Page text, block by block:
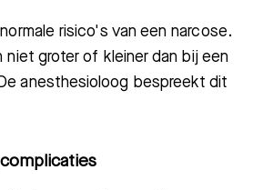
risico's van een narcose.
niet groter of kleiner dan bij een
anesthesioloog bespreekt dit